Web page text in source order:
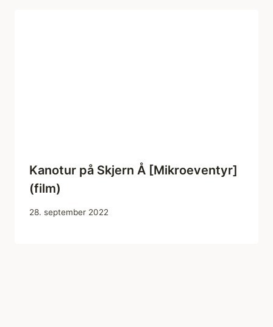
Kanotur på Skjern Å [Mikroeventyr]
(film)
28. september 2022